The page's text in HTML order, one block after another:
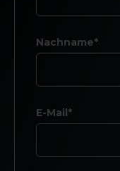
Nachname*
E-Mail*